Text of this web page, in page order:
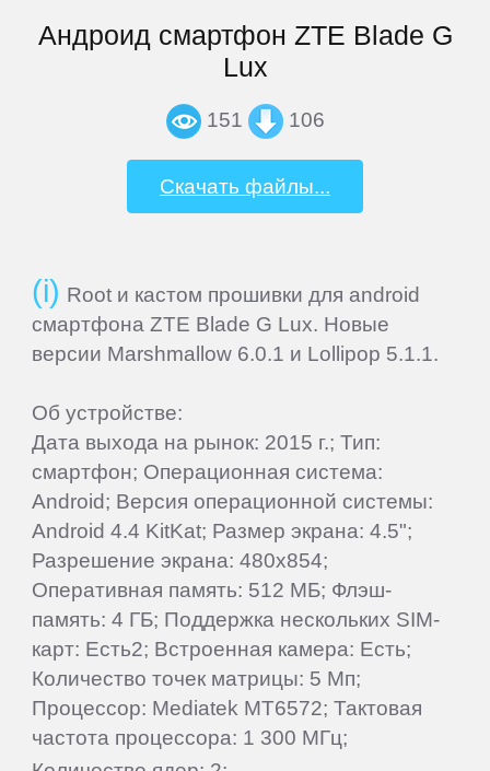
Андроид смартфон ZTE Blade G
Lux
151 106
Скачать файлы...
Root и кастом прошивки для android
смартфона ZTE Blade G Lux. Новые
версии Marshmallow 6.0.1 и Lollipop 5.1.1.
Об устройстве:
Дата выхода на рынок: 2015 г.; Тип:
смартфон; Операционная система:
Android; Версия операционной системы:
Android 4.4 KitKat; Размер экрана: 4.5";
Разрешение экрана: 480x854;
Оперативная память: 512 МБ; Флэш-
память: 4 ГБ; Поддержка нескольких SIM-
карт: Есть2; Встроенная камера: Есть;
Количество точек матрицы: 5 Мп;
Процессор: Mediatek MT6572; Тактовая
частота процессора: 1 300 МГц;
ASUS
mobile
Beholder
Bliss
BQ-
Mobile
Coby
Creative
CrownMicro